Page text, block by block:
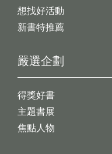
想找好活動
新書特推薦
嚴選企劃
得獎好書
主題書展
焦點人物